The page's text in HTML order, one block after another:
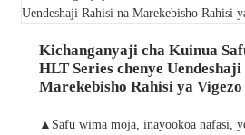
Kichanganyaji cha Kuinua
HLT Series chenye
Marekebisho Rahisi ya Vigezo
▲Safu wima moja, inayookoa nafasi,